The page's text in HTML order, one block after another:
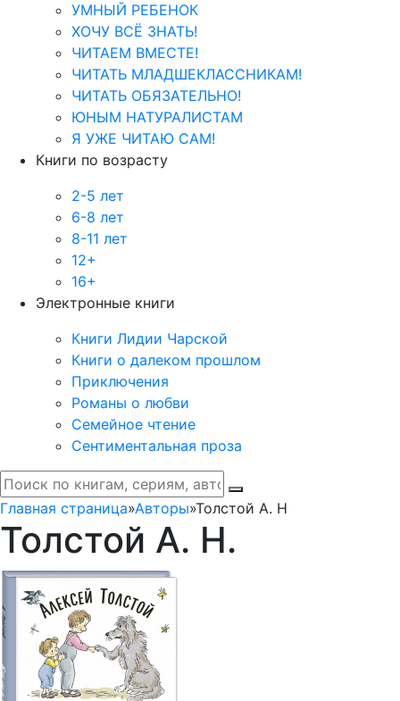
УМНЫЙ РЕБЕНОК
ХОЧУ ВСЁ ЗНАТЬ!
ЧИТАЕМ ВМЕСТЕ!
ЧИТАТЬ МЛАДШЕКЛАССНИКАМ!
ЧИТАТЬ ОБЯЗАТЕЛЬНО!
ЮНЫМ НАТУРАЛИСТАМ
Я УЖЕ ЧИТАЮ САМ!
Книги по возрасту
2-5 лет
6-8 лет
8-11 лет
12+
16+
Электронные книги
Книги Лидии Чарской
Книги о далеком прошлом
Приключения
Романы о любви
Семейное чтение
Сентиментальная проза
Главная страница»Авторы»Толстой А. Н
Толстой А. Н.